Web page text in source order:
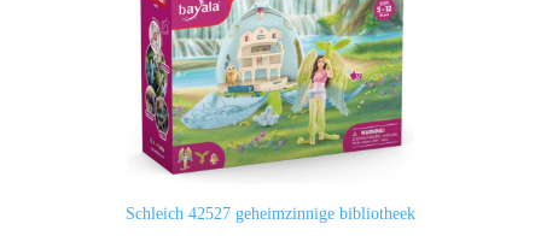
Schleich 42527 geheimzinnige bibliotheek